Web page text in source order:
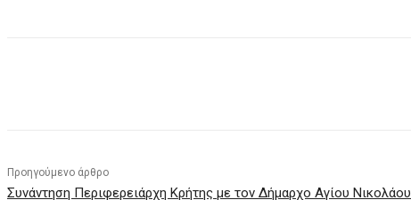
Προηγούμενο άρθρο
Συνάντηση Περιφερειάρχη Κρήτης με τον Δήμαρχο Αγίου Νικολάου